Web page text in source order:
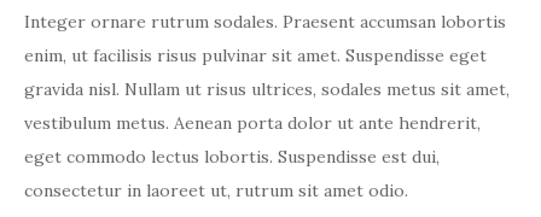
Integer ornare rutrum sodales. Praesent accumsan lobortis
enim, ut facilisis risus pulvinar sit amet. Suspendisse eget
gravida nisl. Nullam ut risus ultrices, sodales metus sit amet,
vestibulum metus. Aenean porta dolor ut ante hendrerit,
eget commodo lectus lobortis. Suspendisse est dui,
consectetur in laoreet ut, rutrum sit amet odio.